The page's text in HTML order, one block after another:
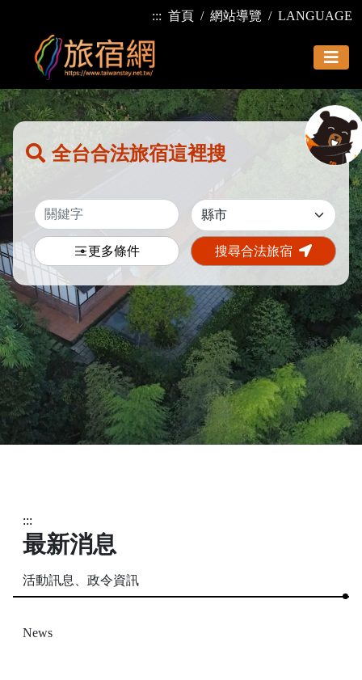
::: 首頁 網站導覽 LANGUAGE
全台合法旅宿這裡搜
更多條件 搜尋合法旅宿
:::
最新消息
活動訊息、政令資訊
News